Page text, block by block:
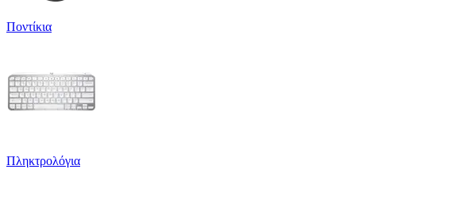
Ποντίκια
Πληκτρολόγια